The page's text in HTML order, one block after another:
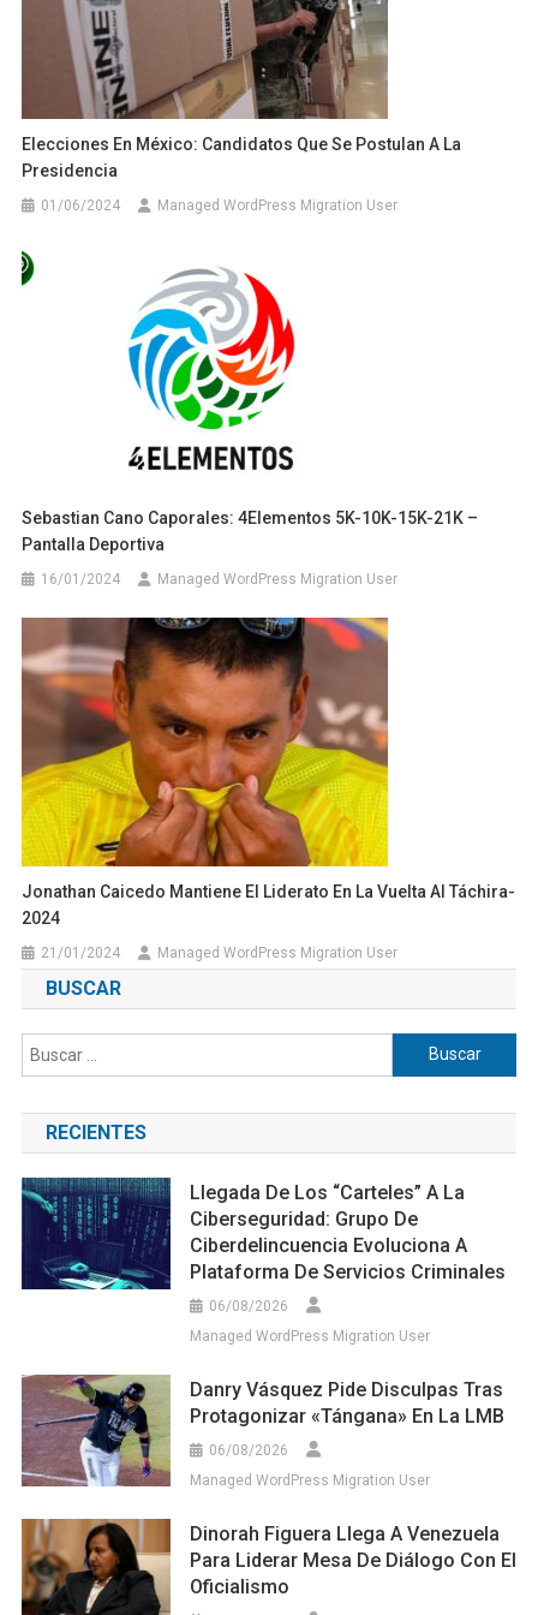
Elecciones En México: Candidatos Que Se Postulan A La
Presidencia
01/06/2024 Managed WordPress Migration User
Sebastian Cano Caporales: 4Elementos 5K-10K-15K-21K –
Pantalla Deportiva
16/01/2024 Managed WordPress Migration User
Jonathan Caicedo Mantiene El Liderato En La Vuelta Al Táchira-
2024
21/01/2024 Managed WordPress Migration User
BUSCAR
Buscar:
RECIENTES
Llegada De Los “carteles” A La
Ciberseguridad: Grupo De
Ciberdelincuencia Evoluciona A
Plataforma De Servicios Criminales
06/08/2026
Managed WordPress Migration User
Danry Vásquez Pide Disculpas Tras
Protagonizar «tángana» En La LMB
06/08/2026
Managed WordPress Migration User
Dinorah Figuera Llega A Venezuela
Para Liderar Mesa De Diálogo Con El
Oficialismo